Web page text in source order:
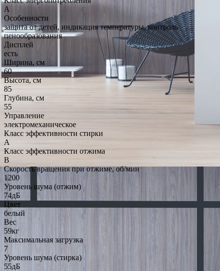
A
Особенности
защита от детей, индикация температуры, контроль
пенообразования
Дисплей
есть
Ширина, см
60
Высота, см
85
Глубина, см
55
Управление
электромеханическое
Класс эффективности стирки
A
Класс эффективности отжима
B
Скорость вращения при отжиме, об/мин
1200
Уровень шума (отжим)
74дБ
Цвет
белый
Вес
59кг
Максимальная загрузка
7
Уровень шума (стирка)
55дБ